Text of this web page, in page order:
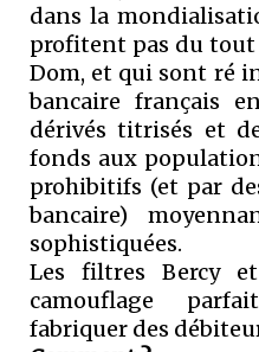
dans la
profitent pas du tout
Dom, et qui sont ré
bancaire français
dérivés titrisés et
fonds aux
prohibitifs (et par
bancaire)
sophistiquées.
Les filtres Bercy
camouflage
fabriquer des